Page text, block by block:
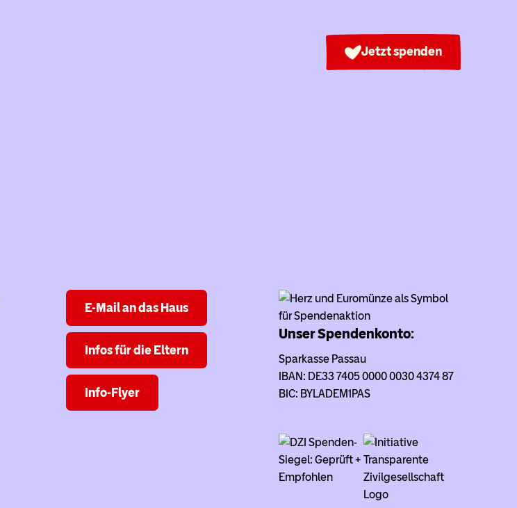
Jetzt spenden
E-Mail an das Haus
Infos für die Eltern
Info-Flyer
Unser Spendenkonto:
Sparkasse Passau
IBAN: DE33 7405 0000 0030 4374 87
BIC: BYLADEM1PAS